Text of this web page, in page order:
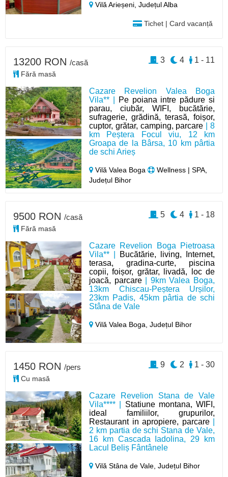
Vilă Arieșeni,Județul Alba
Tichet | Card vacanță
Cazare Revelion Valea Boga
Vila** |
Pe poiana intre pădure si
parau, ciubăr, WIFI, bucătărie,
sufragerie, grădină, terasă, foișor,
cuptor, grătar, camping, parcare | 8
km Peștera Focul viu, 12 km
Groapa de la Bârsa, 10 km pârtia
de schi Arieș
Vilă Valea Boga
Wellness | SPA,
Județul Bihor
13200 RON /casă
Fără masă
1 - 11
4
3
Cazare Revelion Boga Pietroasa
Vila** |
Bucătărie, living, Internet,
terasa, gradina-curte, piscina
copii, foișor, grătar, livadă, loc de
joacă, parcare| 9km Valea Boga,
13km Chiscau-Peștera Urșilor,
23km Padis, 45km pârtia de schi
Stâna de Vale
Vilă Valea Boga,Județul Bihor
9500 RON /casă
Fără masă
1 - 18
4
5
Cazare Revelion Stana de Vale
Vila**** | Statiune montana, WIFI,
ideal familiilor, grupurilor,
Restaurant in apropiere, parcare|
2 km partia de schi Stana de Vale,
16 km Cascada Iadolina, 29 km
Lacul Beliș Fântânele
Vilă Stâna de Vale,Județul Bihor
1450 RON /pers
Cu masă
1 - 30
2
9